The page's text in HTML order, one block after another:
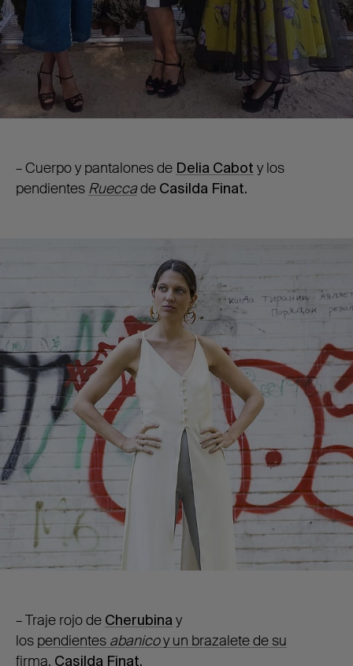
– Cuerpo y pantalones de Delia Cabot y los
pendientes Rueccade Casilda Finat.
– Traje rojo de Cherubina y
los pendientes abanicoy un brazalete de su
firma, Casilda Finat.